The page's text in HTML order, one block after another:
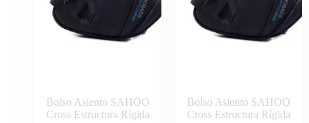
Bolso Asiento SAHOO
Cross Estructura Rígida
Bolso Asiento SAHOO
Cross Estructura Rígida